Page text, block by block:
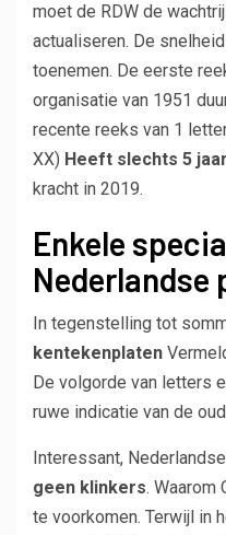
moet de RDW de
actualiseren. De
toenemen. De eerste
organisatie van 1951
recente reeks van 1
XX) Heeft slechts 5
kracht in 2019.
Enkele
Nederlandse
In tegenstelling tot
kentekenplaten
De volgorde van letters
ruwe indicatie van de
Interessant,
geen klinkers. Waarom
te voorkomen. Terwijl in